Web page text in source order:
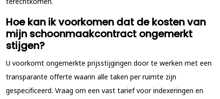
Hoe kan ik voorkomen dat de kosten van
mijn schoonmaakcontract ongemerkt
stijgen?
U voorkomt ongemerkte prijsstijgingen door te werken met een
transparante offerte waarin alle taken per ruimte zijn
gespecificeerd. Vraag om een vast tarief voor indexeringen en